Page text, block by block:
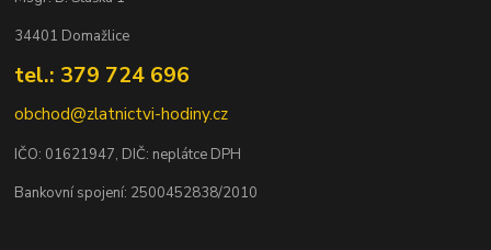
34401 Domažlice
tel.: 379 724 696
obchod@zlatnictvi-hodiny.cz
IČO: 01621947, DIČ: neplátce DPH
Bankovní spojení: 2500452838/2010